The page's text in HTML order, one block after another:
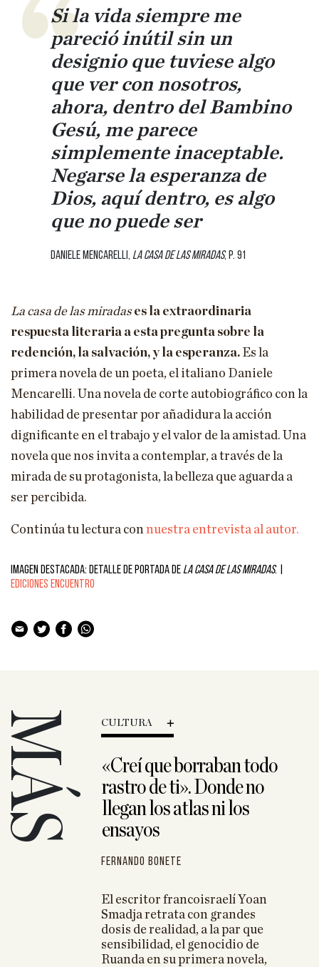
Si la vida siempre me
pareció inútil sin un
designio que tuviese algo
que ver con nosotros,
ahora, dentro del Bambino
Gesú, me parece
simplemente inaceptable.
Negarse la esperanza de
Dios, aquí dentro, es algo
que no puede ser
Daniele Mencarelli, La casa de las miradas, p. 91
La casa de las miradases la extraordinaria
respuesta literaria a esta pregunta sobre la
redención, la salvación, y la esperanza. Es la
primera novela de un poeta, el italiano Daniele
Mencarelli. Una novela de corte autobiográfico con la
habilidad de presentar por añadidura la acción
dignificante en el trabajo y el valor de la amistad. Una
novela que nos invita a contemplar, a través de la
mirada de su protagonista, la belleza que aguarda a
ser percibida.
Continúa tu lectura connuestra entrevista al autor.
Imagen destacada: Detalle de portada deLa casa de las miradas. |
Ediciones Encuentro
CULTURA
«Creí que borraban todo
rastro de ti». Donde no
llegan los atlas ni los
ensayos
Fernando Bonete
El escritor francoisraelí Yoan
Smadja retrata con grandes
dosis de realidad, a la par que
sensibilidad, el genocidio de
Ruanda en su primera novela,
Presas:
saber ver
y lo
con